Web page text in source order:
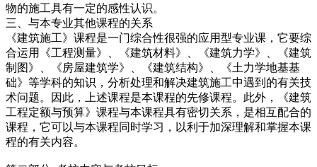
物的施工具有一定的感性认识。
三、与本专业其他课程的关系
《建筑施工》课程是一门综合性很强的应用型专业课，它要综
合运用《工程测量》、《建筑材料》、《建筑力学》、《建筑
制图》、《房屋建筑学》、《建筑结构》、《土力学地基基
础》等学科的知识，分析处理和解决建筑施工中遇到的有关技
术问题。因此，上述课程是本课程的先修课程。此外，《建筑
工程定额与预算》课程与本课程具有密切关系，是相互配合的
课程，它可以与本课程同时学习，以利于加深理解和掌握本课
程的有关内容。